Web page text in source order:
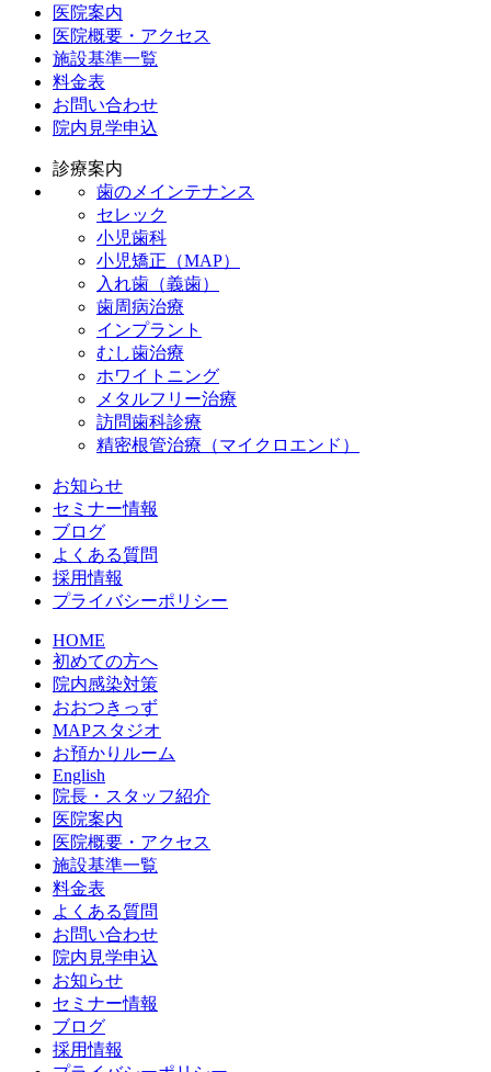
医院案内
医院概要・アクセス
施設基準一覧
料金表
お問い合わせ
院内見学申込
診療案内
歯のメインテナンス
セレック
小児歯科
小児矯正（MAP）
入れ歯（義歯）
歯周病治療
インプラント
むし歯治療
ホワイトニング
メタルフリー治療
訪問歯科診療
精密根管治療（マイクロエンド）
お知らせ
セミナー情報
ブログ
よくある質問
採用情報
プライバシーポリシー
HOME
初めての方へ
院内感染対策
おおつきっず
MAPスタジオ
お預かりルーム
English
院長・スタッフ紹介
医院案内
医院概要・アクセス
施設基準一覧
料金表
よくある質問
お問い合わせ
院内見学申込
お知らせ
セミナー情報
ブログ
採用情報